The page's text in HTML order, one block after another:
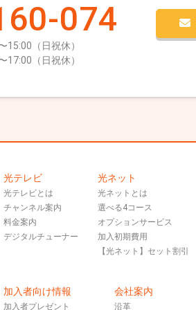
074
15:00（日祝休）
17:00（日祝休）
光テレビ
光テレビとは
チャンネル案内
料金案内
デジタルチューナー
光ネット
光ネットとは
選べる4コース
オプションサービス
加入初期費用
【光ネット】セット割引
加入者向け情報
加入者プレゼント
会社案内
沿革